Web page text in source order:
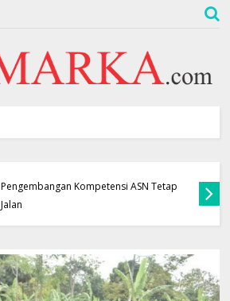
Pengembangan Kompetensi ASN Tetap
Jalan